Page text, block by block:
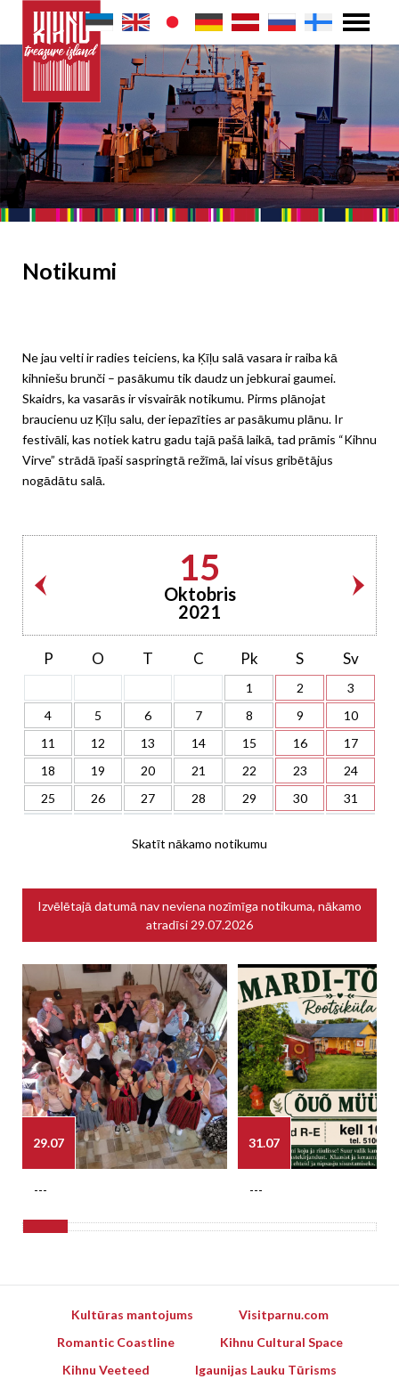
Notikumi
Ne jau velti ir radies teiciens, ka Ķīļu salā vasara ir raiba kā
kihniešu brunči – pasākumu tik daudz un jebkurai gaumei.
Skaidrs, ka vasarās ir visvairāk notikumu. Pirms plānojat
braucienu uz Ķīļu salu, der iepazīties ar pasākumu plānu. Ir
festivāli, kas notiek katru gadu tajā pašā laikā, tad prāmis “Kihnu
Virve” strādā īpaši saspringtā režīmā, lai visus gribētājus
nogādātu salā.
15
Oktobris
2021
P O T C Pk S Sv
1 2
3
4
5 6 7 8 9
10
11
12 13 14 15 16
17
18
19 20 21 22 23
24
25
26 27 28 29 30 31
Skatīt nākamo notikumu
Izvēlētajā datumā nav neviena nozīmīga notikuma, nākamo
atradīsi 29.07.2026
29.07
---
31.07
---
Kultūras mantojums
Visitparnu.com
Romantic Coastline
Kihnu Cultural Space
Kihnu Veeteed
Igaunijas Lauku Tūrisms